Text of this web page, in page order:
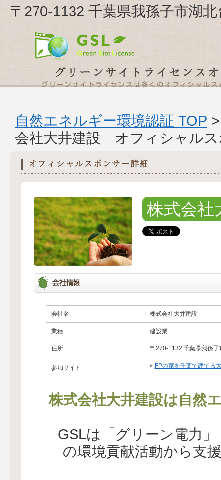
〒270-1132 千葉県我孫子市湖
自然エネルギー環境認証 TOP
会社大井建設 オフィシャルス
株式会社
会社名 株式会社大井建設
業種 建設業
住所 〒270-1132 千葉県我孫子
参加サイト FPの家を千葉で建てる
株式会社大井建設は自然
GSLは「グリーン電力
の環境貢献活動から支